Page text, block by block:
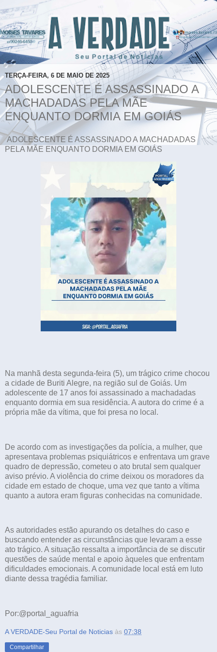
TERÇA-FEIRA, 6 DE MAIO DE 2025
ADOLESCENTE É ASSASSINADO A
MACHADADAS PELA MÃE
ENQUANTO DORMIA EM GOIÁS
ADOLESCENTE É ASSASSINADO A MACHADADAS
PELA MÃE ENQUANTO DORMIA EM GOIÁS
Na manhã desta segunda-feira (5), um trágico crime chocou
a cidade de Buriti Alegre, na região sul de Goiás. Um
adolescente de 17 anos foi assassinado a machadadas
enquanto dormia em sua residência. A autora do crime é a
própria mãe da vítima, que foi presa no local.
De acordo com as investigações da polícia, a mulher, que
apresentava problemas psiquiátricos e enfrentava um grave
quadro de depressão, cometeu o ato brutal sem qualquer
aviso prévio. A violência do crime deixou os moradores da
cidade em estado de choque, uma vez que tanto a vítima
quanto a autora eram figuras conhecidas na comunidade.
As autoridades estão apurando os detalhes do caso e
buscando entender as circunstâncias que levaram a esse
ato trágico. A situação ressalta a importância de se discutir
questões de saúde mental e apoio àqueles que enfrentam
dificuldades emocionais. A comunidade local está em luto
diante dessa tragédia familiar.
Por:@portal_aguafria
A VERDADE-Seu Portal de Noticias às 07:38
Compartilhar